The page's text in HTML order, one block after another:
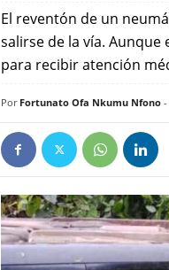
‎El reventón de un
salirse de la vía.
para recibir atención
Por Fortunato Ofa Nkumu Nfono-